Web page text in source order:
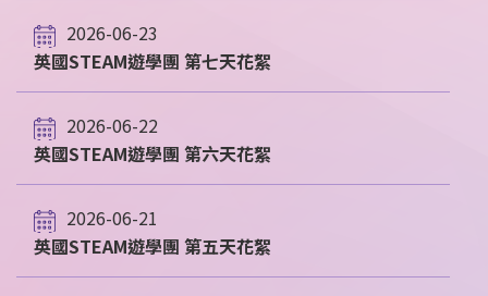
2026-06-23
英國STEAM遊學團 第七天花絮
2026-06-22
英國STEAM遊學團 第六天花絮
2026-06-21
英國STEAM遊學團 第五天花絮